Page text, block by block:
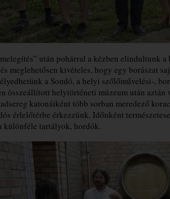
után pohárral a kézben elindultunk
meglehetősen kivételes, hogy egy borászat
a Somló, a helyi szőlőművelési-,
összeállított helytörténeti múzeum után
katonáiként több sorban meredező
érlelőtérbe érkezzünk. Időnként
különféle tartályok, hordók.